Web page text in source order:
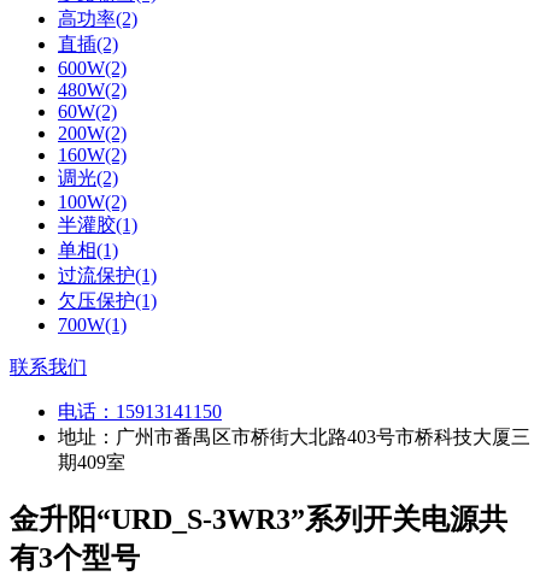
高功率(2)
直插(2)
600W(2)
480W(2)
60W(2)
200W(2)
160W(2)
调光(2)
100W(2)
半灌胶(1)
单相(1)
过流保护(1)
欠压保护(1)
700W(1)
联系我们
电话： 15913141150
地址：广州市番禺区市桥街大北路403号市桥科技大厦三
期409室
金升阳“URD_S-3WR3”系列开关电源共
有3个型号